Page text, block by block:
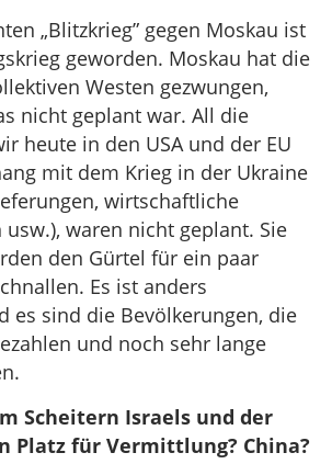
„Blitzkrieg” gegen Moskau ist
geworden. Moskau hat die
Westen gezwungen,
nicht geplant war. All die
heute in den USA und der EU
mit dem Krieg in der Ukraine
wirtschaftliche
waren nicht geplant. Sie
den Gürtel für ein paar
Es ist anders
es sind die Bevölkerungen, die
und noch sehr lange
Scheitern Israels und der
Platz für Vermittlung? China?